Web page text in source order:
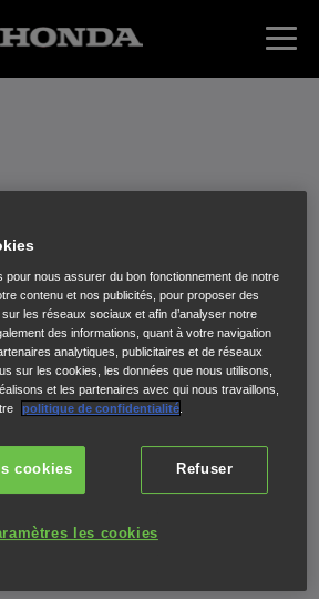
machine – mais ce n'est pas tout.
sur votre nouvel achat et tout
pour nous assurer du bon fonctionnement de notre
contenu et nos publicités, pour proposer des
les réseaux sociaux et afin d’analyser notre
des informations, quant à votre navigation
analytiques, publicitaires et de réseaux
sur les cookies, les données que nous utilisons,
et les partenaires avec qui nous travaillons,
politique de confidentialité
Refuser
cookies
les cookies